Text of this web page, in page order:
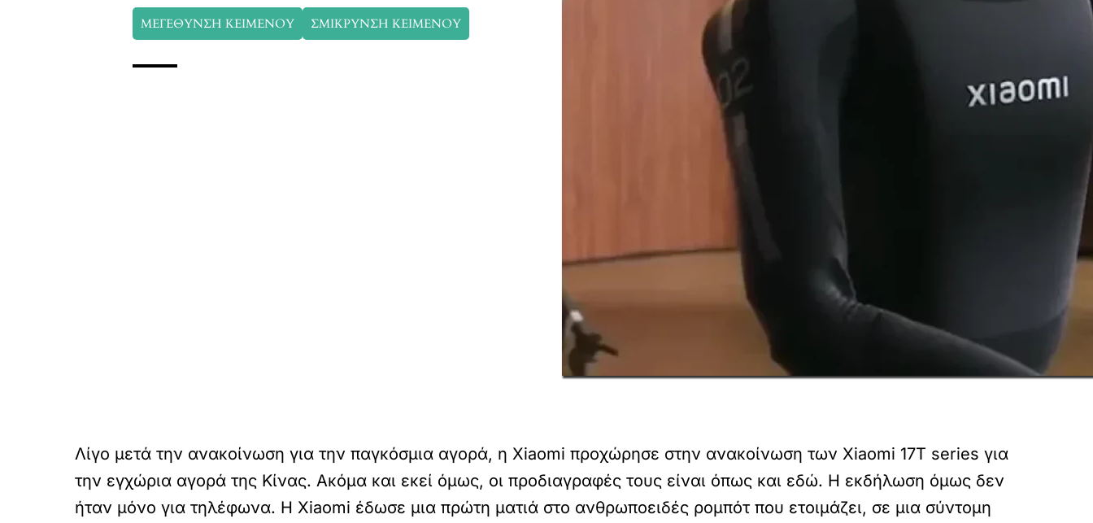
ΜΕΓΕΘΥΝΣΗ ΚΕΙΜΕΝΟΥ ΣΜΙΚΡΥΝΣΗ ΚΕΙΜΕΝΟΥ
Λίγο μετά την ανακοίνωση για την παγκόσμια αγορά, η Xiaomi προχώρησε στην ανακοίνωση των Xiaomi 17T series για
την εγχώρια αγορά της Κίνας. Ακόμα και εκεί όμως, οι προδιαγραφές τους είναι όπως και εδώ. Η εκδήλωση όμως δεν
ήταν μόνο για τηλέφωνα. Η Xiaomi έδωσε μια πρώτη ματιά στο ανθρωποειδές ρομπότ που ετοιμάζει, σε μια σύντομη